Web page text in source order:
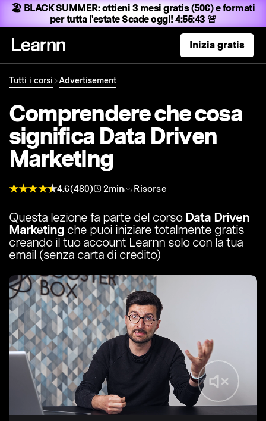
🏖️ BLACK SUMMER:ottieni 3 mesi gratis (50€) e formati
per tutta l'estateScade oggi! 4:55:42 🚨
Inizia gratis
Tutti i corsi Advertisement
Comprendere che cosa
significa Data Driven
Marketing
4.6(480) 2min Risorse
Questa lezione fa parte del corso Data Driven
Marketing che puoi iniziare totalmente gratis
creando il tuo account Learnn solo con la tua
email (senza carta di credito)